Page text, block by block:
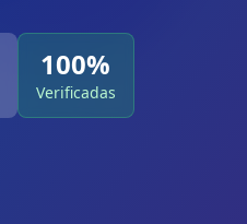
100%
Verificadas